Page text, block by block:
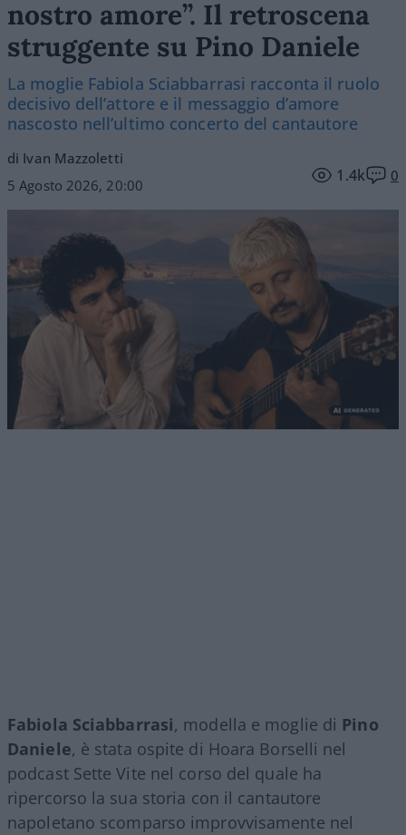
nostro amore”. Il retroscena
struggente su Pino Daniele
La moglie Fabiola Sciabbarrasi racconta il ruolo
decisivo dell’attore e il messaggio d’amore
nascosto nell’ultimo concerto del cantautore
di Ivan Mazzoletti
5 Agosto 2026, 20:00
1.4k 0
Fabiola Sciabbarrasi, modella e moglie di Pino
Daniele, è stata ospite di Hoara Borselli nel
podcast Sette Vite nel corso del quale ha
ripercorso la sua storia con il cantautore
napoletano scomparso improvvisamente nel